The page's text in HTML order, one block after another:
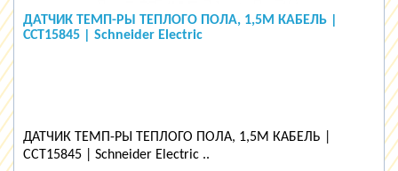
ДАТЧИК ТЕМП-РЫ ТЕПЛОГО ПОЛА, 1,5М КАБЕЛЬ |
CCT15845 | Schneider Electric
ДАТЧИК ТЕМП-РЫ ТЕПЛОГО ПОЛА, 1,5М КАБЕЛЬ |
CCT15845 | Schneider Electric ..